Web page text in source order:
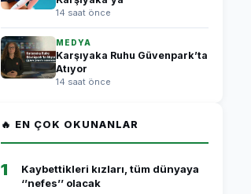
14 saat önce
MEDYA
Karşıyaka Ruhu Güvenpark’ta
Atıyor
14 saat önce
🔥 EN ÇOK OKUNANLAR
1
Kaybettikleri kızları, tüm dünyaya
‘’nefes’’ olacak